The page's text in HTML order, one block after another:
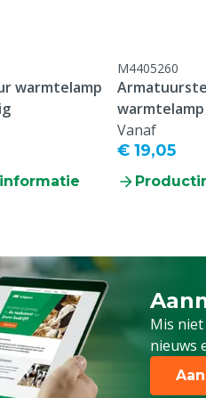
warmtelamp
M4405260
warmtelamp
Vanaf
€ 19,05
Mis
nieuws
Schrijf